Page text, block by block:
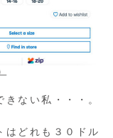
ない私・・・。
はどれも３０ドル